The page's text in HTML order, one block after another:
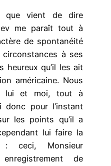
que vient de dire
me paraît tout à
de spontanéité
circonstances à ses
heureux qu’il les ait
américaine. Nous
lui et moi, tout à
donc pour l’instant
les points qu’il a
lui faire la
: ceci, Monsieur
de